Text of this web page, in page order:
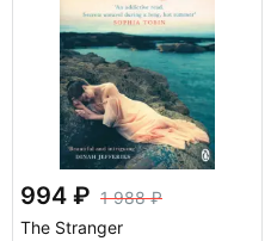
994
1 988
The Stranger